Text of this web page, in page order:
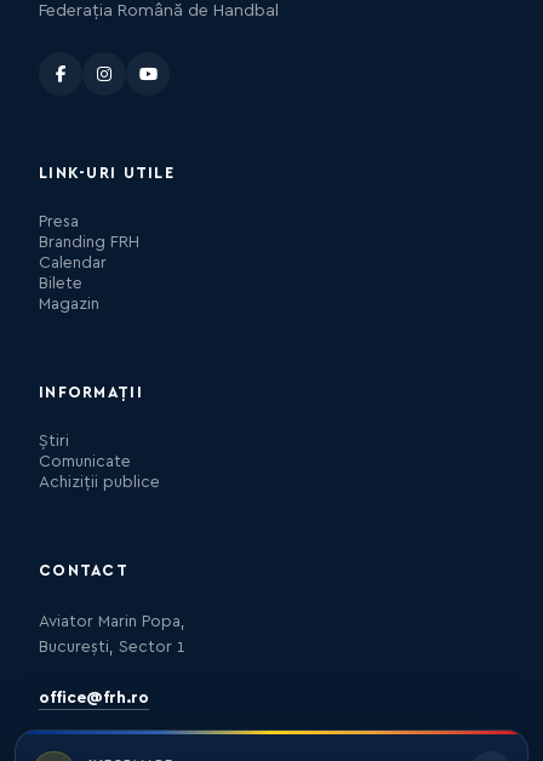
Federația Română de Handbal
LINK-URI UTILE
Presa
Branding FRH
Calendar
Bilete
Magazin
INFORMAȚII
Știri
Comunicate
Achiziții publice
CONTACT
Aviator Marin Popa,
București, Sector 1
office@frh.ro